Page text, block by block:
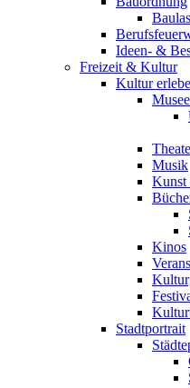
Ideen- &
Freizeit & Kultur
Kultur
Musik
Kunst
Kinos
Stadtportrait